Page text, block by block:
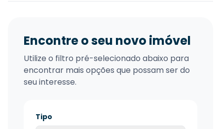
Encontre o seu novo imóvel
Utilize o filtro pré-selecionado abaixo para
encontrar mais opções que possam ser do
seu interesse.
Tipo